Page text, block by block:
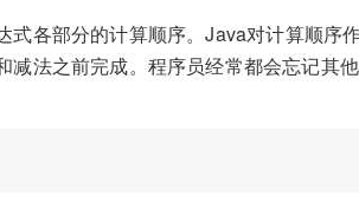
各部分的计算顺序。Java对计算顺序
法之前完成。程序员经常都会忘记其